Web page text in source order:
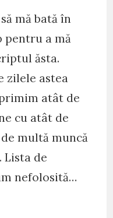
mă bată în
pentru a mă
ăsta.
zilele astea
atât de
cu atât de
multă muncă
Lista de
nefolosită…